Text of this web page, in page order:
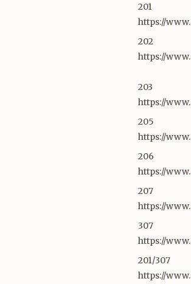
201
https://
202
https://
203
https://
205
https://
206
https://
207
https://
307
https://
201/307
https://